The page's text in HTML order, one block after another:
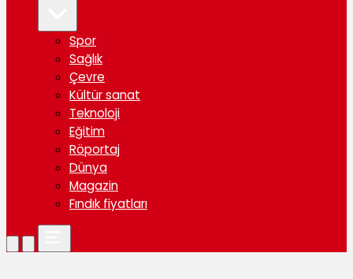
Spor
Sağlık
Çevre
Kültür sanat
Teknoloji
Eğitim
Röportaj
Dünya
Magazin
Fındık fiyatları